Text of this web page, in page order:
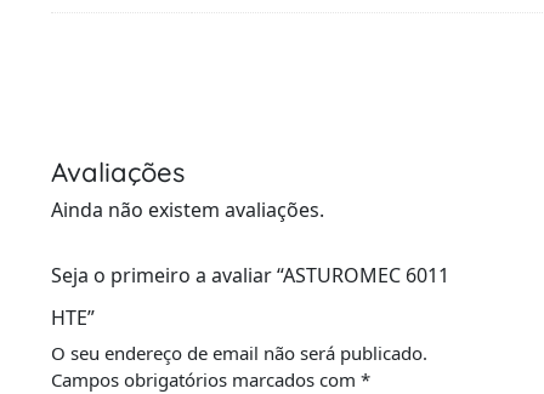
Avaliações
Ainda não existem avaliações.
Seja o primeiro a avaliar “ASTUROMEC 6011
HTE”
O seu endereço de email não será publicado.
Campos obrigatórios marcados com *